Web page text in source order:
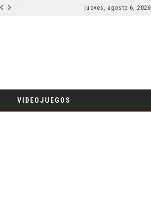
CINE
jueves, agosto 6, 2026
VIDEOJUEGOS